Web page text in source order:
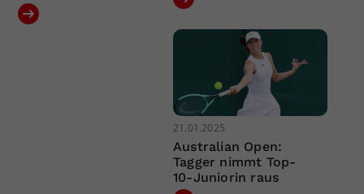
21.01.2025
Australian Open:
Tagger nimmt Top-
10-Juniorin raus